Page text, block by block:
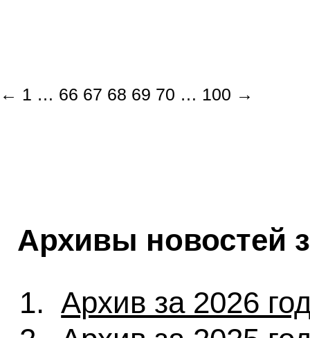
← 1 … 66 67 68 69 70 … 100 →
Архивы новостей
Архив за 2026